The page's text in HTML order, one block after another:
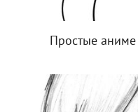
Простые